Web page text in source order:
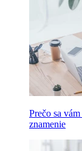
Prečo sa
znamenie